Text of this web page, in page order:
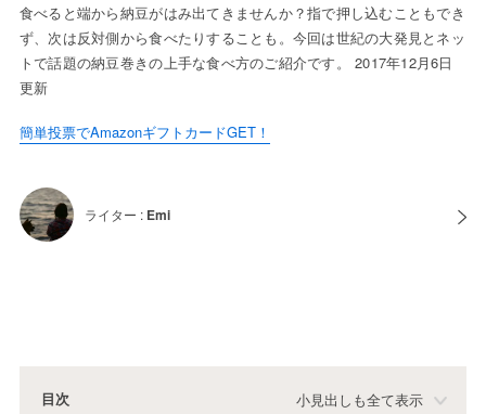
食べると端から納豆がはみ出てきませんか？指で押し込むこともでき
ず、次は反対側から食べたりすることも。今回は世紀の大発見とネッ
トで話題の納豆巻きの上手な食べ方のご紹介です。 2017年12月6日
更新
簡単投票でAmazonギフトカードGET！
ライター : Emi
目次 小見出しも全て表示